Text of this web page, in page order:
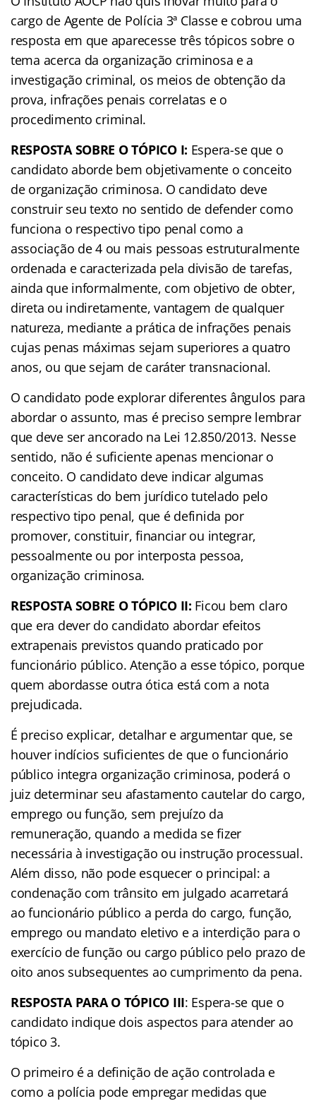
cargo de Agente de Polícia 3ª Classe e cobrou uma
resposta em que aparecesse três tópicos sobre o
tema acerca da organização criminosa e a
investigação criminal, os meios de obtenção da
prova, infrações penais correlatas e o
procedimento criminal.
RESPOSTA SOBRE O TÓPICO I: Espera-se que o
candidato aborde bem objetivamente o conceito
de organização criminosa. O candidato deve
construir seu texto no sentido de defender como
funciona o respectivo tipo penal como a
associação de 4 ou mais pessoas estruturalmente
ordenada e caracterizada pela divisão de tarefas,
ainda que informalmente, com objetivo de obter,
direta ou indiretamente, vantagem de qualquer
natureza, mediante a prática de infrações penais
cujas penas máximas sejam superiores a quatro
anos, ou que sejam de caráter transnacional.
O candidato pode explorar diferentes ângulos para
abordar o assunto, mas é preciso sempre lembrar
que deve ser ancorado na Lei 12.850/2013. Nesse
sentido, não é suficiente apenas mencionar o
conceito. O candidato deve indicar algumas
características do bem jurídico tutelado pelo
respectivo tipo penal, que é definida por
promover, constituir, financiar ou integrar,
pessoalmente ou por interposta pessoa,
organização criminosa.
RESPOSTA SOBRE O TÓPICO II: Ficou bem claro
que era dever do candidato abordar efeitos
extrapenais previstos quando praticado por
funcionário público. Atenção a esse tópico, porque
quem abordasse outra ótica está com a nota
prejudicada.
É preciso explicar, detalhar e argumentar que, se
houver indícios suficientes de que o funcionário
público integra organização criminosa, poderá o
juiz determinar seu afastamento cautelar do cargo,
emprego ou função, sem prejuízo da
remuneração, quando a medida se fizer
necessária à investigação ou instrução processual.
Além disso, não pode esquecer o principal: a
condenação com trânsito em julgado acarretará
ao funcionário público a perda do cargo, função,
emprego ou mandato eletivo e a interdição para o
exercício de função ou cargo público pelo prazo de
oito anos subsequentes ao cumprimento da pena.
RESPOSTA PARA O TÓPICO III: Espera-se que o
candidato indique dois aspectos para atender ao
tópico 3.
O primeiro é a definição de ação controlada e
como a polícia pode empregar medidas que